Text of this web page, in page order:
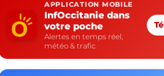
APPLICATION MOBILE
InfOccitanie dans
votre poche
Alertes en temps réel,
météo & trafic